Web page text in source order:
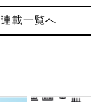
連載一覧へ